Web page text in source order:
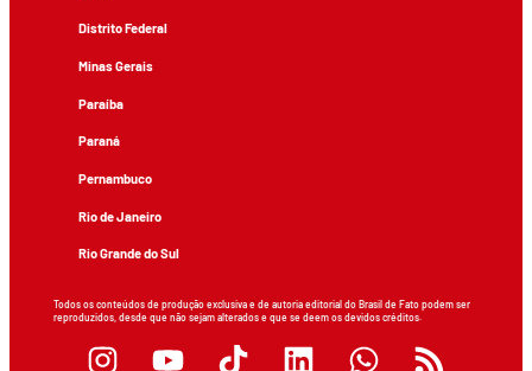
Distrito Federal
Minas Gerais
Paraíba
Paraná
Pernambuco
Rio de Janeiro
Rio Grande do Sul
Todos os conteúdos de produção exclusiva e de autoria editorial do Brasil de Fato podem ser
reproduzidos, desde que não sejam alterados e que se deem os devidos créditos.